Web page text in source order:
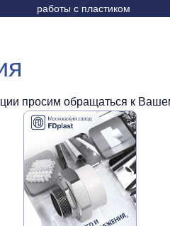
работы с пластиком
просим обращаться к